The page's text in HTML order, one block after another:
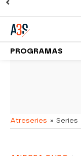
PROGRAMAS
Atreseries » Series